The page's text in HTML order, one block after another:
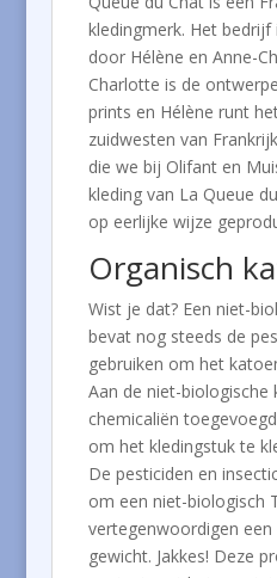
kledingmerk. Het
door Hélène en Anne-
Charlotte is de
prints en Hélène runt
zuidwesten van
die we bij Olifant en
kleding van La Queue
op eerlijke wijze
Organisch
Wist je dat? Een niet-
bevat nog steeds de
gebruiken om het
Aan de niet-biologische
chemicaliën
om het kledingstuk te
De pesticiden en
om een niet-biologisch
vertegenwoordigen
gewicht. Jakkes! Deze